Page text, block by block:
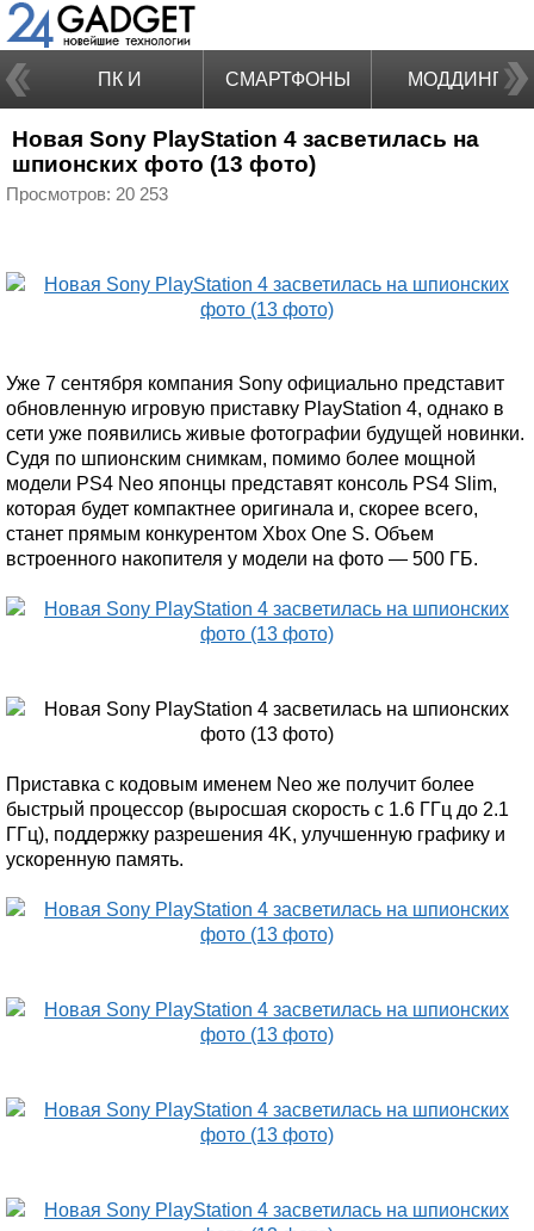
ПК И
НОУТБУКИ
СМАРТФОНЫ МОДДИНГ
Новая Sony PlayStation 4 засветилась на
шпионских фото (13 фото)
Просмотров: 20 253
Уже 7 сентября компания Sony официально представит
обновленную игровую приставку PlayStation 4, однако в
сети уже появились живые фотографии будущей новинки.
Судя по шпионским снимкам, помимо более мощной
модели PS4 Neo японцы представят консоль PS4 Slim,
которая будет компактнее оригинала и, скорее всего,
станет прямым конкурентом Xbox One S. Объем
встроенного накопителя у модели на фото — 500 ГБ.
Приставка с кодовым именем Neo же получит более
быстрый процессор (выросшая скорость с 1.6 ГГц до 2.1
ГГц), поддержку разрешения 4K, улучшенную графику и
ускоренную память.